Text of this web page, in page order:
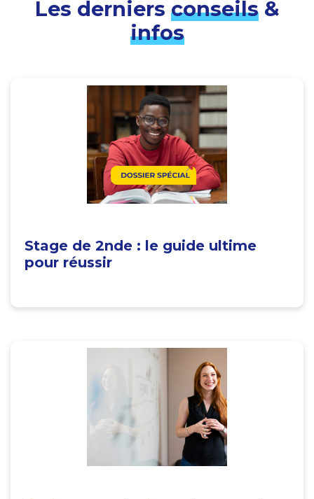
Les derniers conseils&
infos
Stage de 2nde : le guide ultime
pour réussir